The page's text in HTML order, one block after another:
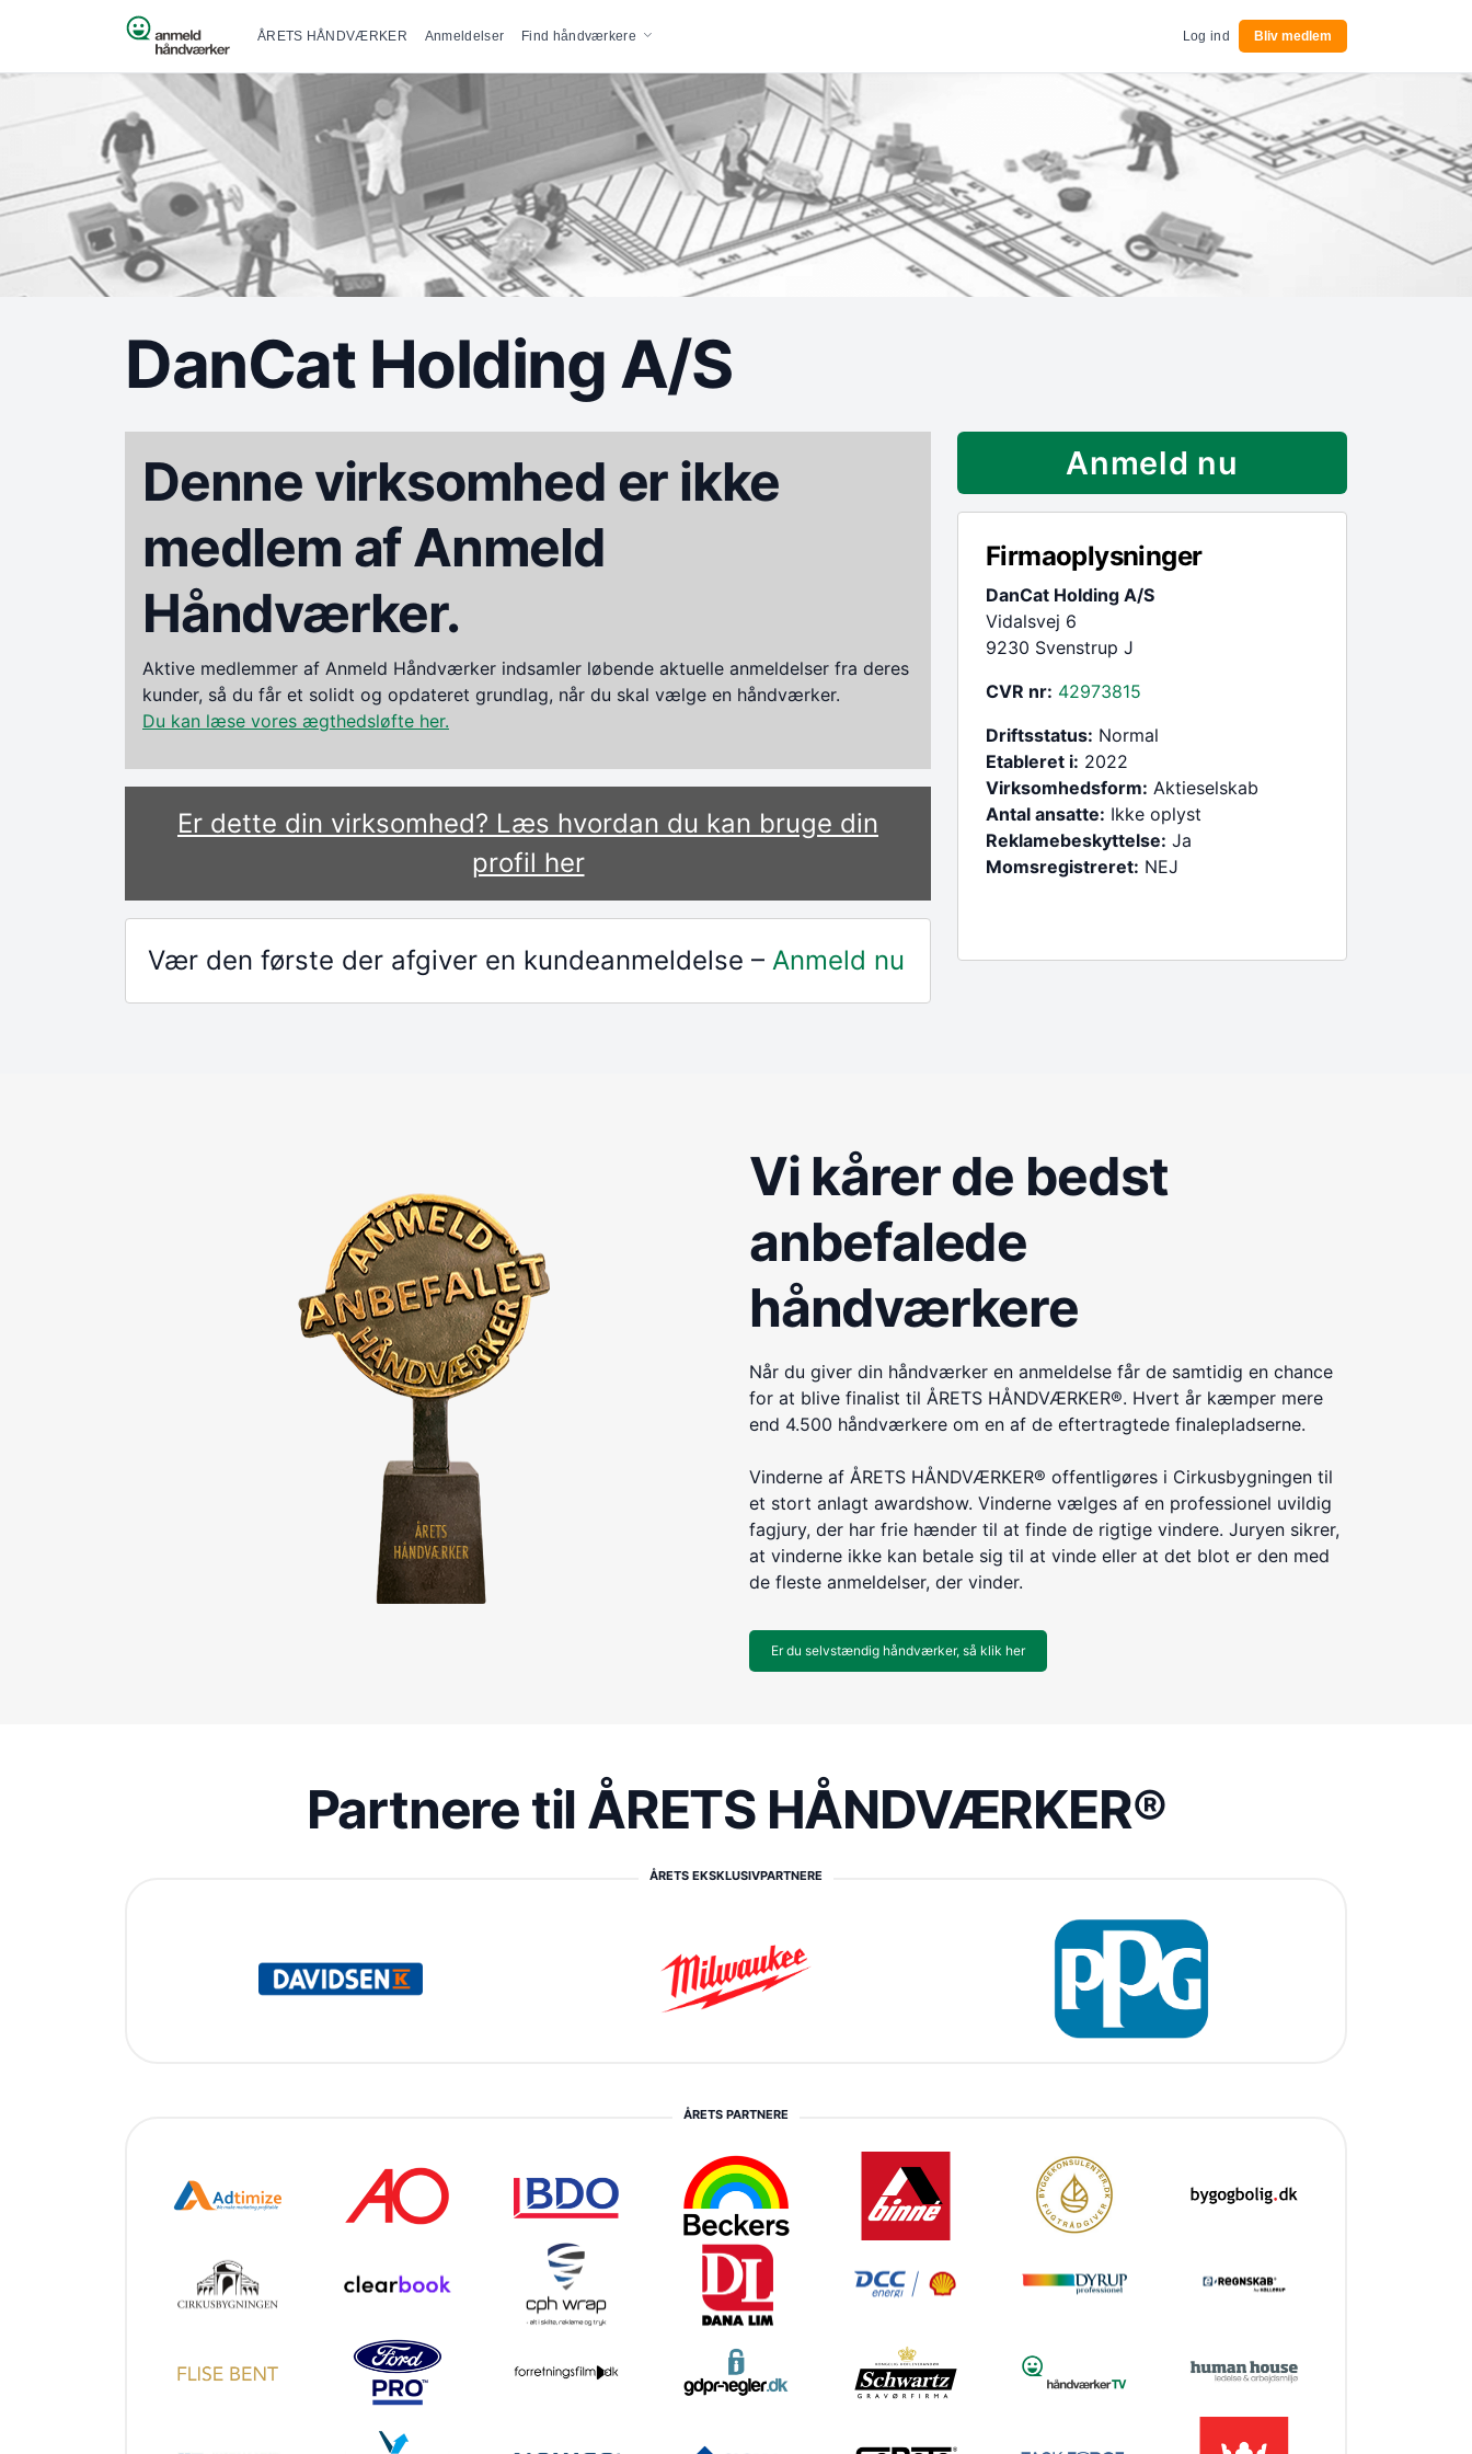
Spring til indhold Primær navigation
ÅRETS HÅNDVÆRKER Anmeldelser Find håndværkere Log ind Bliv medlem
DanCat Holding A/S
Denne virksomhed er ikke
medlem af Anmeld
Håndværker.
Aktive medlemmer af Anmeld Håndværker indsamler løbende aktuelle anmeldelser fra deres
kunder, så du får et solidt og opdateret grundlag, når du skal vælge en håndværker.
Du kan læse vores ægthedsløfte her.
Er dette din virksomhed? Læs hvordan du kan bruge din
profil her
Vær den første der afgiver en kundeanmeldelse – Anmeld nu
Anmeld nu
Firmaoplysninger
DanCat Holding A/S
Vidalsvej 6
9230 Svenstrup J
CVR nr: 42973815
Driftsstatus: Normal
Etableret i: 2022
Virksomhedsform: Aktieselskab
Antal ansatte: Ikke oplyst
Reklamebeskyttelse: Ja
Momsregistreret: NEJ
Vi kårer de bedst
anbefalede
håndværkere
Når du giver din håndværker en anmeldelse får de samtidig en chance
for at blive finalist til ÅRETS HÅNDVÆRKER®. Hvert år kæmper mere
end 4.500 håndværkere om en af de eftertragtede finalepladserne.
Vinderne af ÅRETS HÅNDVÆRKER® offentligøres i Cirkusbygningen til
et stort anlagt awardshow. Vinderne vælges af en professionel uvildig
fagjury, der har frie hænder til at finde de rigtige vindere. Juryen sikrer,
at vinderne ikke kan betale sig til at vinde eller at det blot er den med
de fleste anmeldelser, der vinder.
Er du selvstændig håndværker, så klik her
Partnere til ÅRETS HÅNDVÆRKER®
ÅRETS EKSKLUSIVPARTNERE
ÅRETS PARTNERE